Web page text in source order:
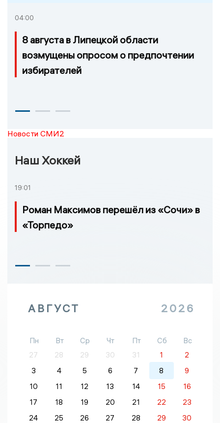
04:00
8 августа в Липецкой области
возмущены опросом о предпочтении
избирателей
Новости СМИ2
Наш Хоккей
19:01
Роман Максимов перешёл из «Сочи» в
«Торпедо»
АВГУСТ 2026
Пн Вт Ср Чт Пт Сб
Вс
27
28 29 30 31 1
2
3
4 5 6 7 8
9
10
11 12 13 14 15
16
17
18 19 20 21 22
23
24
25 26 27 28 29
30